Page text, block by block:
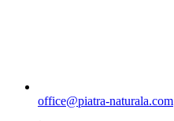
office@piatra-naturala.com